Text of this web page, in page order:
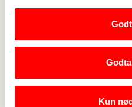
Kun
Glad for at flere vil bli
barnehagelærer